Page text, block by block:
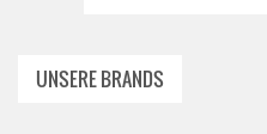
UNSERE BRANDS